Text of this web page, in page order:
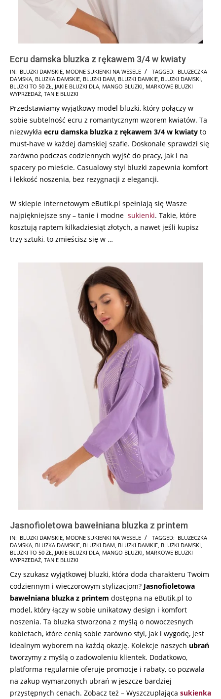
Ecru damska bluzka z rękawem 3/4 w kwiaty
2024-
07-
17
IN: BLUZKI DAMSKIE, MODNE SUKIENKI NA WESELE TAGGED: BLUZECZKA
DAMSKA, BLUZKA DAMSKIE, BLUZKI DAM, BLUZKI DAMKIE, BLUZKI DAMSKI,
BLUZKI TO 50 ZŁ, JAKIE BLUZKI DLA, MANGO BLUZKI, MARKOWE BLUZKI
WYPRZEDAŻ, TANIE BLUZKI
Przedstawiamy wyjątkowy model bluzki, który połączy w
sobie subtelność ecru z romantycznym wzorem kwiatów. Ta
niezwykła ecru damska bluzka z rękawem 3/4 w kwiaty to
must-have w każdej damskiej szafie. Doskonale sprawdzi się
zarówno podczas codziennych wyjść do pracy, jak i na
spacery po mieście. Casualowy styl bluzki zapewnia komfort
i lekkość noszenia, bez rezygnacji z elegancji.
W sklepie internetowym eButik.pl spełniają się Wasze
najpiękniejsze sny – tanie i modne sukienki. Takie, które
kosztują raptem kilkadziesiąt złotych, a nawet jeśli kupisz
trzy sztuki, to zmieścisz się w …
Jasnofioletowa bawełniana bluzka z printem
2024-
07-
17
IN: BLUZKI DAMSKIE MODNE SUKIENKI NA WESELE TAGGED: BLUZECZKA
DAMSKA BLUZKA DAMSKIE BLUZKI DAM BLUZKI DAMKIE BLUZKI DAMSKI
BLUZKI TO 50 ZŁ JAKIE BLUZKI DLA MANGO BLUZKI MARKOWE BLUZKI
WYPRZEDAŻ TANIE BLUZKI
Czy szukasz wyjątkowej bluzki, która doda charakteru Twoim
codziennym i wieczorowym stylizacjom? Jasnofioletowa
bawełniana bluzka z printem dostępna na eButik.pl to
model, który łączy w sobie unikatowy design i komfort
noszenia. Ta bluzka stworzona z myślą o nowoczesnych
kobietach, które cenią sobie zarówno styl, jak i wygodę, jest
idealnym wyborem na każdą okazję. Kolekcje naszych ubrań
tworzymy z myślą o zadowoleniu klientek. Dodatkowo,
platforma regularnie oferuje promocje i rabaty, co pozwala
na zakup wymarzonych ubrań w jeszcze bardziej
przystępnych cenach. Zobacz też – Wyszczuplająca sukienka